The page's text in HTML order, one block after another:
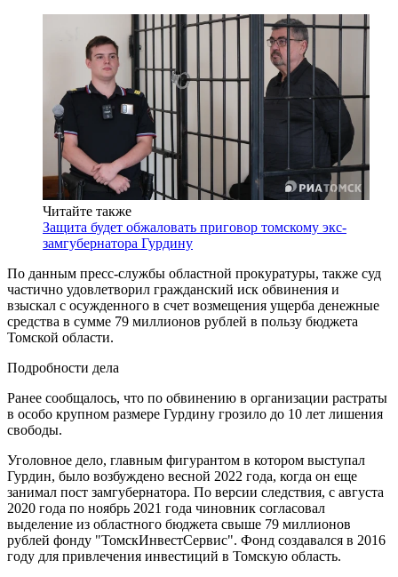
Читайте также
Защита будет обжаловать приговор томскому экс-
замгубернатора Гурдину
По данным пресс-службы областной прокуратуры, также суд
частично удовлетворил гражданский иск обвинения и
взыскал с осужденного в счет возмещения ущерба денежные
средства в сумме 79 миллионов рублей в пользу бюджета
Томской области.
Подробности дела
Ранее сообщалось, что по обвинению в организации растраты
в особо крупном размере Гурдину грозило до 10 лет лишения
свободы.
Уголовное дело, главным фигурантом в котором выступал
Гурдин, было возбуждено весной 2022 года, когда он еще
занимал пост замгубернатора. По версии следствия, с августа
2020 года по ноябрь 2021 года чиновник согласовал
выделение из областного бюджета свыше 79 миллионов
рублей фонду "ТомскИнвестСервис". Фонд создавался в 2016
году для привлечения инвестиций в Томскую область.